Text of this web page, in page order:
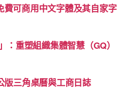
可商用中文字體及其自家字
：重塑組織集體智慧（GQ）
版三角桌曆與工商日誌